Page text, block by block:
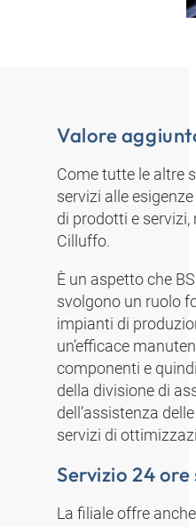
Valore
Come tutte le altre
servizi alle
di prodotti e
Cilluffo.
È un aspetto che
svolgono un ruolo
impianti di
un’efficace
componenti e
della divisione di
dell’assistenza
servizi di
Servizio 24 ore
La filiale offre